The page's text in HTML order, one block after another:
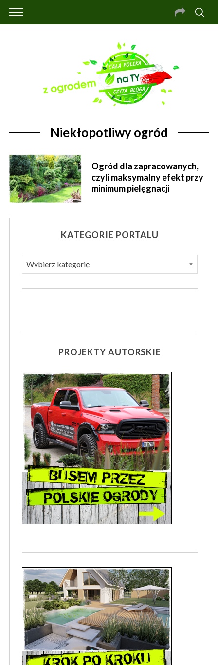
Niekłopotliwy ogród
Ogród dla zapracowanych,
czyli maksymalny efekt przy
minimum pielęgnacji
KATEGORIE PORTALU
K
A
T
O
E
P
O
R
T
A
L
U
PROJEKTY AUTORSKIE